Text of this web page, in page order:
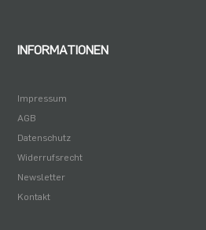
INFORMATIONEN
Impressum
AGB
Datenschutz
Widerrufsrecht
Newsletter
Kontakt